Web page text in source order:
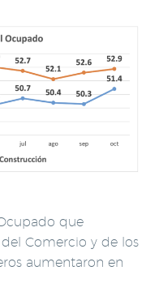
que
Comercio y de los
aumentaron en